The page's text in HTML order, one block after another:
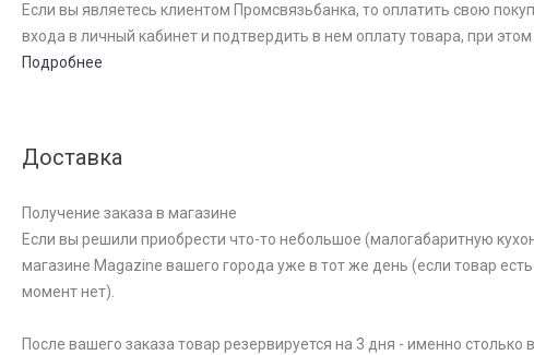
Если вы являетесь клиентом Промсвязьбанка, то оплатить свою
входа в личный кабинет и подтвердить в нем оплату товара, при
Подробнее
Доставка
Получение заказа в магазине
Если вы решили приобрести что-то небольшое (малогабаритную
магазине Magazine вашего города уже в тот же день (если товар
момент нет).
После вашего заказа товар резервируется на 3 дня - именно